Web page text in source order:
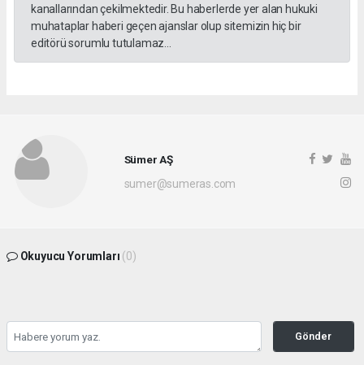
kanallarından çekilmektedir. Bu haberlerde yer alan hukuki
muhataplar haberi geçen ajanslar olup sitemizin hiç bir
editörü sorumlu tutulamaz...
Sümer AŞ
sumer@sumeras.com
Okuyucu Yorumları (0)
Gönder